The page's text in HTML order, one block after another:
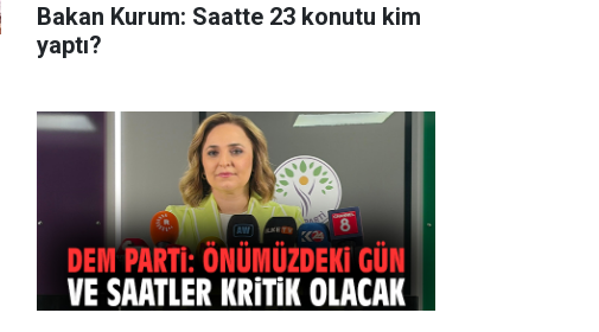
Bakan Kurum: Saatte 23 konutu kim
yaptı?